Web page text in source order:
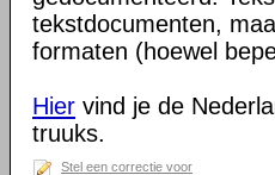
tekstdocumenten,
formaten (hoewel
Hier vind je de
truuks.
Stel een correctie voor